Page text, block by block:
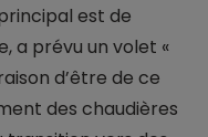
est de
a prévu un volet «
d’être de ce
des chaudières